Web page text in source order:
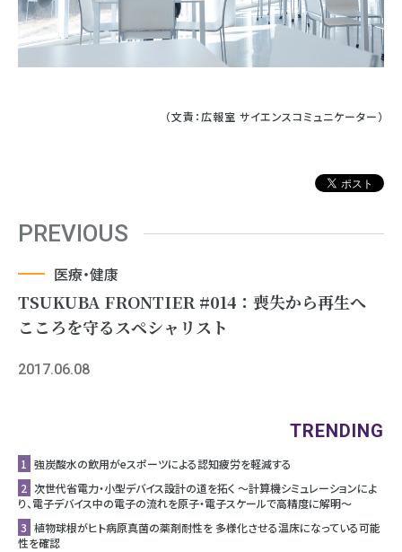
（文責：広報室 サイエンスコミュニケーター）
PREVIOUS
医療・健康
TSUKUBA FRONTIER #014：喪失から再生へ
こころを守るスペシャリスト
2017.06.08
TRENDING
1 強炭酸水の飲用がeスポーツによる認知疲労を軽減する
2 次世代省電力・小型デバイス設計の道を拓く ～計算機シミュレーションによ
り、電子デバイス中の電子の流れを原子・電子スケールで高精度に解明～
3 植物球根がヒト病原真菌の薬剤耐性を 多様化させる温床になっている可能
性を確認